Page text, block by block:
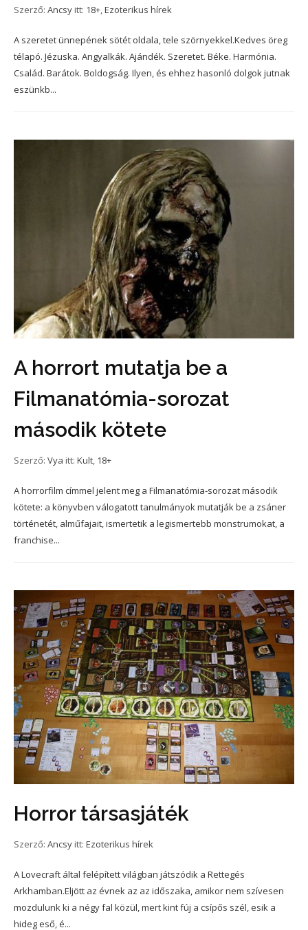
Szerző: Ancsy itt: 18+,Ezoterikus hírek
A szeretet ünnepének sötét oldala, tele szörnyekkel.Kedves öreg
télapó. Jézuska. Angyalkák. Ajándék. Szeretet. Béke. Harmónia.
Család. Barátok. Boldogság. Ilyen, és ehhez hasonló dolgok jutnak
eszünkb...
A horrort mutatja be a
Filmanatómia-sorozat
második kötete
Szerző: Vya itt: Kult, 18+
A horrorfilm címmel jelent meg a Filmanatómia-sorozat második
kötete: a könyvben válogatott tanulmányok mutatják be a zsáner
történetét, alműfajait, ismertetik a legismertebb monstrumokat, a
franchise...
Horror társasjáték
Szerző: Ancsy itt: Ezoterikus hírek
A Lovecraft által felépített világban játszódik a Rettegés
Arkhamban.Eljött az évnek az az időszaka, amikor nem szívesen
mozdulunk ki a négy fal közül, mert kint fúj a csípős szél, esik a
hideg eső, é...